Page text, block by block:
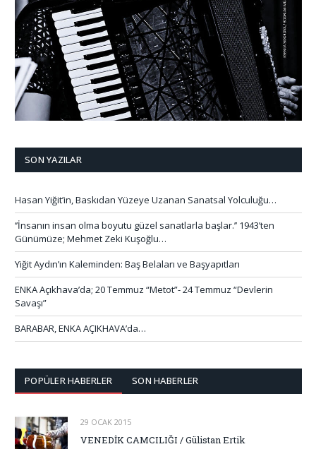
SON YAZILAR
Hasan Yiğit’in, Baskıdan Yüzeye Uzanan Sanatsal Yolculuğu…
‘’İnsanın insan olma boyutu güzel sanatlarla başlar.’’ 1943’ten
Günümüze; Mehmet Zeki Kuşoğlu…
Yiğit Aydın’ın Kaleminden: Baş Belaları ve Başyapıtları
ENKA Açıkhava’da; 20 Temmuz “Metot”- 24 Temmuz “Devlerin
Savaşı”
BARABAR, ENKA AÇIKHAVA’da…
POPÜLER HABERLER SON HABERLER
29 OCAK 2015
VENEDİK CAMCILIĞI / Gülistan Ertik